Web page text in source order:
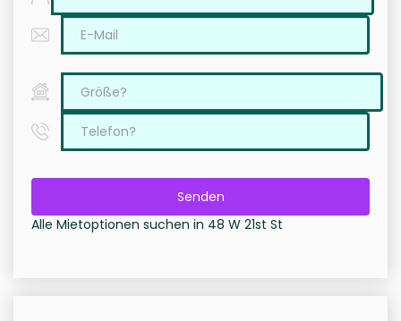
Senden
Alle Mietoptionen suchen in 48 W 21st St